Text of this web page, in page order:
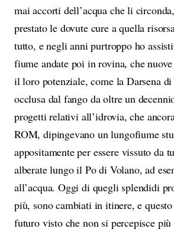
mai accorti dell’acqua che li
prestato le dovute cure a quella
tutto, e negli anni purtroppo ho
fiume andate poi in rovina, che
il loro potenziale, come la Darsena di
occlusa dal fango da oltre un
progetti relativi all’idrovia, che
ROM, dipingevano un lungofiume
appositamente per essere vissuto da
alberate lungo il Po di Volano, ad
all’acqua. Oggi di quegli splendidi
più, sono cambiati in itinere, e
futuro visto che non si percepisce